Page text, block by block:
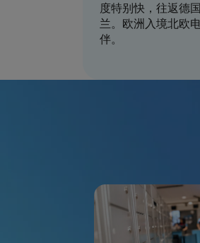
度特别快，往返德
兰。欧洲入境北欧
伴。